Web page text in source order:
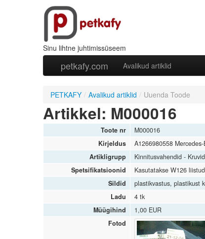
Sinu lihtne juhtimissüseem
petkafy.com Avalikud artiklid
PETKAFY / Avalikud artiklid / Uuenda Toode
Artikkel: M000016
Toote nr
M000016
Kirjeldus
A1266980558
Artikligrupp
Kinnitusvahendid -
Spetsifikatsioonid
Kasutatakse W126
Sildid
plastikvastus, plastikust
Ladu
4 tk
Müügihind
1,00 EUR
Fotod